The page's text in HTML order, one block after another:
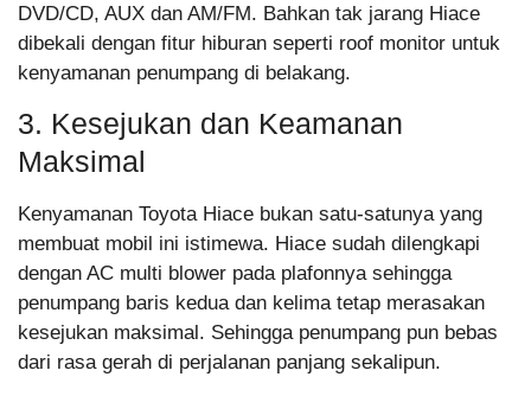
DVD/CD, AUX dan AM/FM. Bahkan tak jarang Hiace
dibekali dengan fitur hiburan seperti roof monitor untuk
kenyamanan penumpang di belakang.
3. Kesejukan dan Keamanan
Maksimal
Kenyamanan Toyota Hiace bukan satu-satunya yang
membuat mobil ini istimewa. Hiace sudah dilengkapi
dengan AC multi blower pada plafonnya sehingga
penumpang baris kedua dan kelima tetap merasakan
kesejukan maksimal. Sehingga penumpang pun bebas
dari rasa gerah di perjalanan panjang sekalipun.